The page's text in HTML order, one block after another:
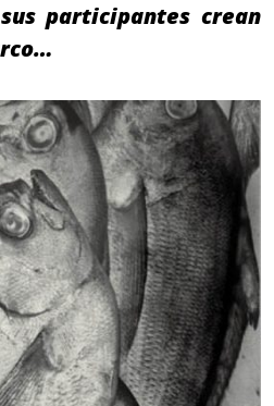
participantes crean